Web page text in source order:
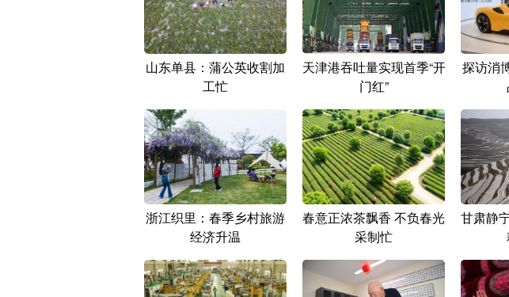
山东单县：蒲公英收割加
工忙
天津港吞吐量实现首季“开
门红”
探访消
浙江织里：春季乡村旅游
经济升温
春意正浓茶飘香 不负春光
采制忙
甘肃静